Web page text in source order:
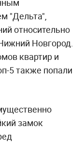
"Дельта",
относительно
Новгород.
квартир и
5 также попали
замок